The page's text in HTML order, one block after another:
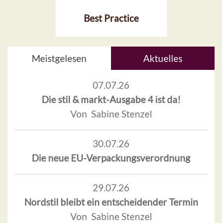
Best Practice
Meistgelesen Aktuelles
07.07.26
Die stil & markt-Ausgabe 4 ist da!
Von Sabine Stenzel
30.07.26
Die neue EU-Verpackungsverordnung
29.07.26
Nordstil bleibt ein entscheidender Termin
Von Sabine Stenzel